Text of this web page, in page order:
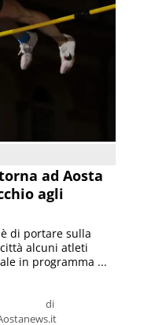
ad Aosta
agli
di
di portare sulla
alcuni atleti
in programma ...